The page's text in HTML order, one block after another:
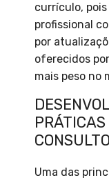
currículo,
profissional
por
oferecidos
mais peso no
PRÁTICAS
Uma das